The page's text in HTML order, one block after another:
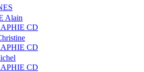
Alain
CD
CD
CD